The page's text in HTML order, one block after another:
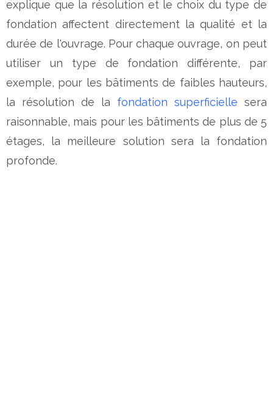
explique que la résolution et le choix du type de
fondation affectent directement la qualité et la
durée de l'ouvrage. Pour chaque ouvrage, on peut
utiliser un type de fondation différente, par
exemple, pour les bâtiments de faibles hauteurs,
la résolution de la fondation superficielle sera
raisonnable, mais pour les bâtiments de plus de 5
étages, la meilleure solution sera la fondation
profonde.